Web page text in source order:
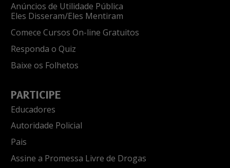
Anúncios de Utilidade Pública
Eles Disseram/Eles Mentiram
Comece Cursos On-line Gratuitos
Responda o Quiz
Baixe os Folhetos
PARTICIPE
Educadores
Autoridade Policial
Pais
Assine a Promessa Livre de Drogas